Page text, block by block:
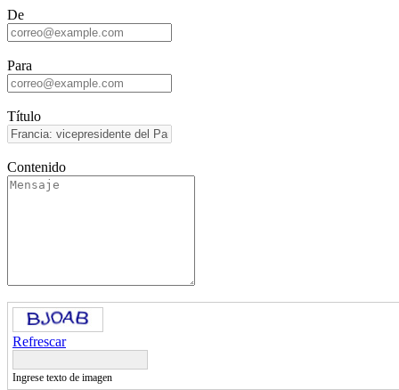
De
Para
Título
Contenido
Refrescar
Ingrese texto de imagen